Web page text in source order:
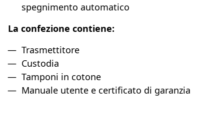
spegnimento automatico
La confezione contiene:
Trasmettitore
Custodia
Tamponi in cotone
Manuale utente e certificato di garanzia